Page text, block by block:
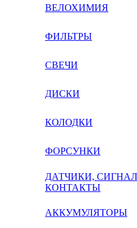
ВЕЛОХИМИЯ
ФИЛЬТРЫ
СВЕЧИ
ДИСКИ
КОЛОДКИ
ФОРСУНКИ
ДАТЧИКИ,
КОНТАКТЫ
АККУМУЛЯТОРЫ